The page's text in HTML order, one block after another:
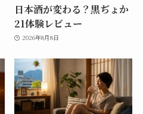
日本酒が変わる？黒ぢょか
21体験レビュー
2026年8月8日